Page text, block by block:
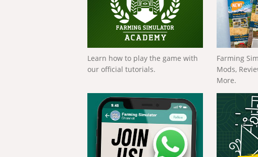
Learn how to play the game with
our official tutorials.
Farming
Mods,
More.